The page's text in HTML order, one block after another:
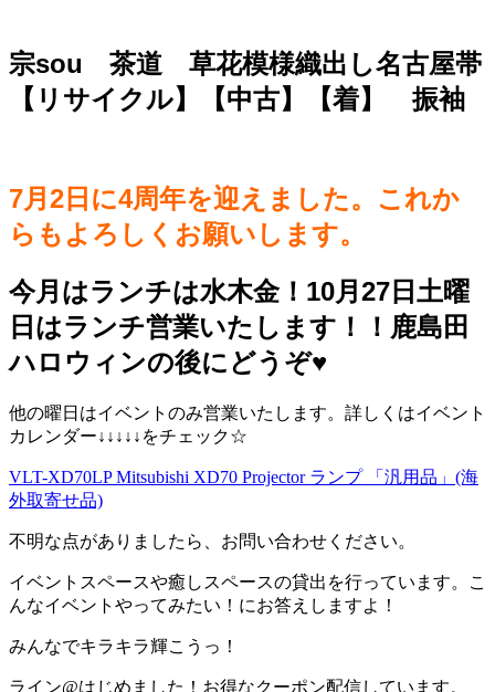
宗sou 茶道 草花模様織出し名古屋帯
【リサイクル】【中古】【着】 振袖
7月2日に4周年を迎えました。これか
らもよろしくお願いします。
今月はランチは水木金！10月27日土曜
日はランチ営業いたします！！鹿島田
ハロウィンの後にどうぞ♥️
他の曜日はイベントのみ営業いたします。詳しくはイベント
カレンダー↓↓↓↓↓をチェック☆
VLT-XD70LP Mitsubishi XD70 Projector ランプ 「汎用品」(海
外取寄せ品)
不明な点がありましたら、お問い合わせください。
イベントスペースや癒しスペースの貸出を行っています。こ
んなイベントやってみたい！にお答えしますよ！
みんなでキラキラ輝こうっ！
ライン@はじめました！お得なクーポン配信しています。